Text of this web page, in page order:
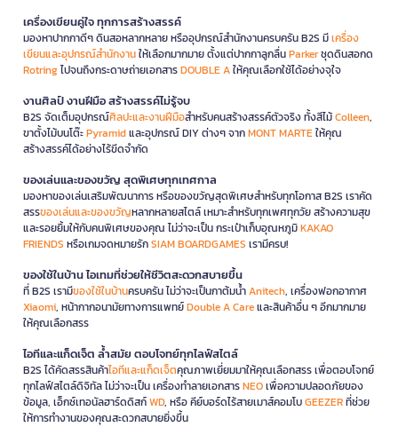
เครื่องเขียนคู่ใจ ทุกการสร้างสรรค์
มองหาปากกาดีๆ ดินสอหลากหลาย หรืออุปกรณ์สำนักงานครบครัน B2S มีเครื่อง
เขียนและอุปกรณ์สำนักงานให้เลือกมากมาย ตั้งแต่ปากกาลูกลื่นParkerชุดดินสอกด
Rotringไปจนถึงกระดาษถ่ายเอกสารDOUBLE Aให้คุณเลือกใช้ได้อย่างจุใจ
งานศิลป์ งานฝีมือ สร้างสรรค์ไม่รู้จบ
B2S จัดเต็มอุปกรณ์ศิลปะและงานฝีมือสำหรับคนสร้างสรรค์ตัวจริง ทั้งสีไม้Colleen,
ขาตั้งไม้บนโต๊ะPyramidและอุปกรณ์ DIY ต่างๆ จากMONT MARTEให้คุณ
สร้างสรรค์ได้อย่างไร้ขีดจำกัด
ของเล่นและของขวัญ สุดพิเศษทุกเทศกาล
มองหาของเล่นเสริมพัฒนาการ หรือของขวัญสุดพิเศษสำหรับทุกโอกาส B2S เราคัด
สรรของเล่นและของขวัญหลากหลายสไตล์ เหมาะสำหรับทุกเพศทุกวัย สร้างความสุข
และรอยยิ้มให้กับคนพิเศษของคุณ ไม่ว่าจะเป็น กระเป๋าเก็บอุณหภูมิKAKAO
FRIENDS หรือเกมจดหมายรักSIAM BOARDGAMES เรามีครบ!
ของใช้ในบ้าน ไอเทมที่ช่วยให้ชีวิตสะดวกสบายขึ้น
ที่ B2S เรามีของใช้ในบ้านครบครัน ไม่ว่าจะเป็นกาต้มน้ำAnitech, เครื่องฟอกอากาศ
Xiaomi, หน้ากากอนามัยทางการแพทย์Double A Careและสินค้าอื่น ๆ อีกมากมาย
ให้คุณเลือกสรร
ไอทีและแก็ดเจ็ต ล้ำสมัย ตอบโจทย์ทุกไลฟ์สไตล์
B2S ได้คัดสรรสินค้าไอทีและแก็ดเจ็ตคุณภาพเยี่ยมมาให้คุณเลือกสรร เพื่อตอบโจทย์
ทุกไลฟ์สไตล์ดิจิทัล ไม่ว่าจะเป็น เครื่องทำลายเอกสารNEOเพื่อความปลอดภัยของ
ข้อมูล, เอ็กซ์เทอนัลฮาร์ดดิสก์WD, หรือ คีย์บอร์ดไร้สายเมาส์คอมโบGEEZERที่ช่วย
ให้การทำงานของคุณสะดวกสบายยิ่งขึ้น